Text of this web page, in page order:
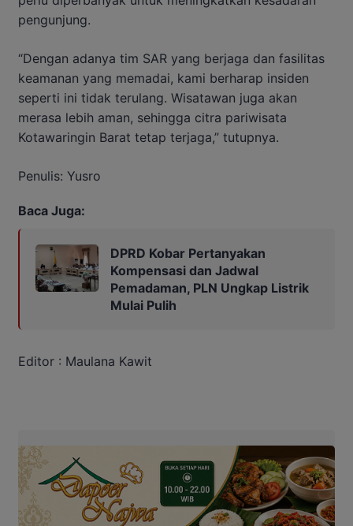
pengunjung.
“Dengan adanya tim SAR yang berjaga dan fasilitas
keamanan yang memadai, kami berharap insiden
seperti ini tidak terulang. Wisatawan juga akan
merasa lebih aman, sehingga citra pariwisata
Kotawaringin Barat tetap terjaga,” tutupnya.
Penulis: Yusro
Baca Juga:
DPRD Kobar Pertanyakan
Kompensasi dan Jadwal
Pemadaman, PLN Ungkap Listrik
Mulai Pulih
Editor : Maulana Kawit